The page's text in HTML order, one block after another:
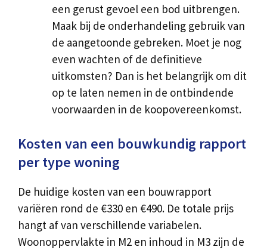
een gerust gevoel een bod uitbrengen.
Maak bij de onderhandeling gebruik van
de aangetoonde gebreken. Moet je nog
even wachten of de definitieve
uitkomsten? Dan is het belangrijk om dit
op te laten nemen in de ontbindende
voorwaarden in de koopovereenkomst.
Kosten van een bouwkundig rapport
per type woning
De huidige kosten van een bouwrapport
variëren rond de €330 en €490. De totale prijs
hangt af van verschillende variabelen.
Woonoppervlakte in M2 en inhoud in M3 zijn de